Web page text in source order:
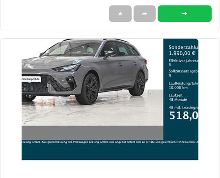
★ ➦ ➜